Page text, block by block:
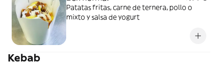
Patatas fritas, carne de ternera, pollo o
mixto y salsa de yogurt
Kebab